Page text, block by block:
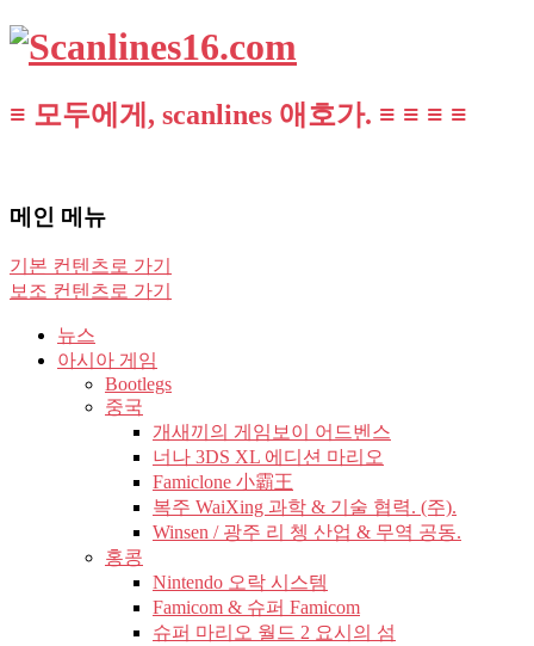
≡ 모두에게, scanlines 애호가. ≡ ≡ ≡ ≡
메인 메뉴
기본 컨텐츠로 가기
보조 컨텐츠로 가기
뉴스
아시아 게임
Bootlegs
중국
개새끼의 게임보이 어드벤스
너나 3DS XL 에디션 마리오
Famiclone 小霸王
복주 WaiXing 과학 & 기술 협력. (주).
Winsen / 광주 리 쳉 산업 & 무역 공동.
홍콩
Nintendo 오락 시스템
Famicom & 슈퍼 Famicom
슈퍼 마리오 월드 2 요시의 섬